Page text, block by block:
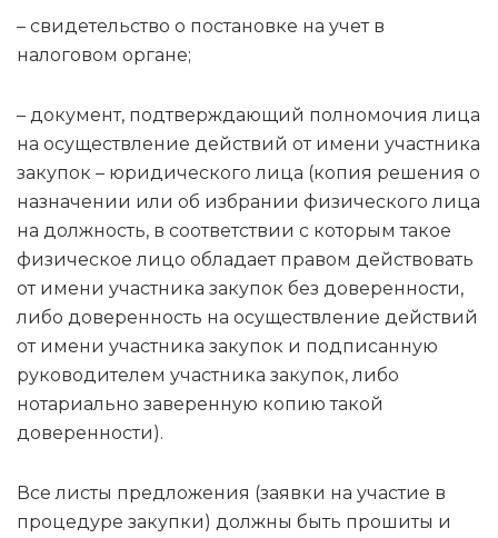
– свидетельство о постановке на учет в
налоговом органе;
– документ, подтверждающий полномочия лица
на осуществление действий от имени участника
закупок – юридического лица (копия решения о
назначении или об избрании физического лица
на должность, в соответствии с которым такое
физическое лицо обладает правом действовать
от имени участника закупок без доверенности,
либо доверенность на осуществление действий
от имени участника закупок и подписанную
руководителем участника закупок, либо
нотариально заверенную копию такой
доверенности).
Все листы предложения (заявки на участие в
процедуре закупки) должны быть прошиты и